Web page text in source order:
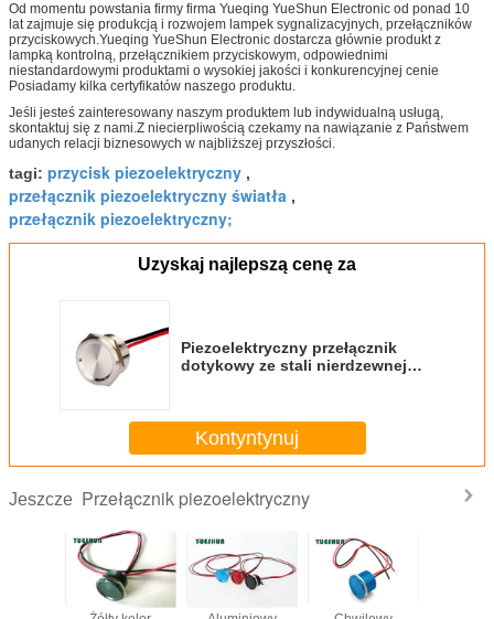
Od momentu powstania firmy firma Yueqing YueShun Electronic od ponad 10
lat zajmuje się produkcją i rozwojem lampek sygnalizacyjnych, przełączników
przyciskowych.Yueqing YueShun Electronic dostarcza głównie produkt z
lampką kontrolną, przełącznikiem przyciskowym, odpowiednimi
niestandardowymi produktami o wysokiej jakości i konkurencyjnej cenie
Posiadamy kilka certyfikatów naszego produktu.
Jeśli jesteś zainteresowany naszym produktem lub indywidualną usługą,
skontaktuj się z nami.Z niecierpliwością czekamy na nawiązanie z Państwem
udanych relacji biznesowych w najbliższej przyszłości.
tagi: przycisk piezoelektryczny ,
przełącznik piezoelektryczny światła ,
przełącznik piezoelektryczny;
Uzyskaj najlepszą cenę za
Piezoelektryczny przełącznik
dotykowy ze stali nierdzewnej
Kontyntynuj
Jeszcze Przełącznik piezoelektryczny